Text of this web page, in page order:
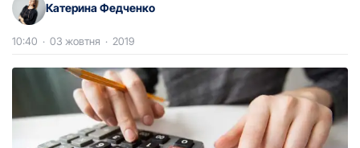
Катерина Федченко
10:40 · 03 жовтня · 2019